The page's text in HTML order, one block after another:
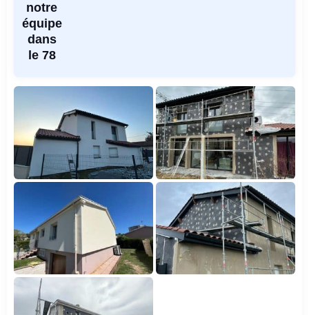
notre
équipe
dans
le 78